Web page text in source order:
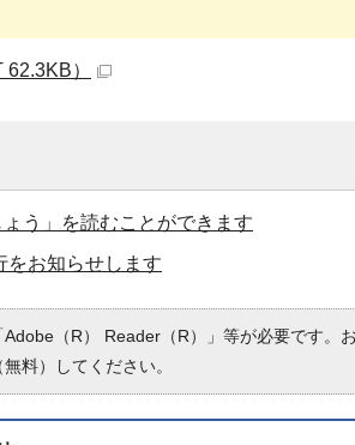
）
う」を読むことができます
をお知らせします
（R） Reader（R）」等が必要です。
料）してください。